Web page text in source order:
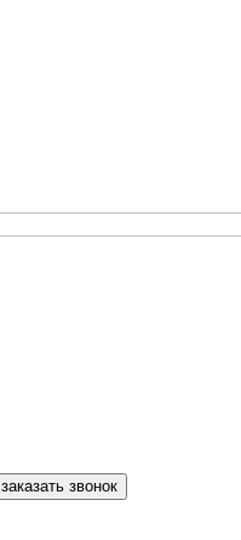
заказать звонок